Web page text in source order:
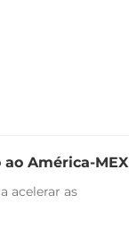
América-MEX
acelerar as